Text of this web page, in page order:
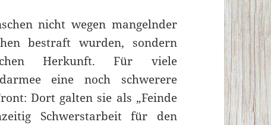
nicht wegen mangelnder
bestraft wurden, sondern
Herkunft. Für viele
eine noch schwerere
Dort galten sie als „Feinde
Schwerstarbeit für den